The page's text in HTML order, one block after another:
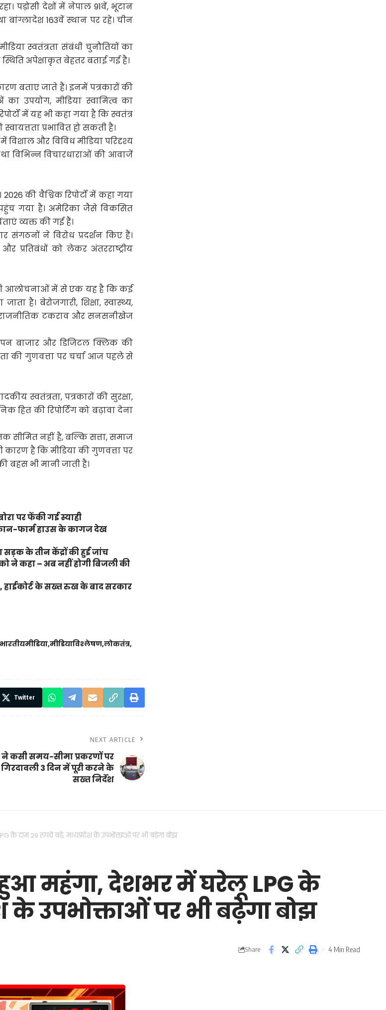
पड़ोसी देशों में नेपाल 91वें, भूटान
बांग्लादेश 163वें स्थान पर रहे। चीन
स्वतंत्रता संबंधी चुनौतियों का
अपेक्षाकृत बेहतर बताई गई है।
बताए जाते हैं। इनमें पत्रकारों की
का उपयोग, मीडिया स्वामित्व का
में यह भी कहा गया है कि स्वतंत्र
प्रभावित हो सकती है।
और विविध मीडिया परिदृश्य
विभिन्न विचारधाराओं की आवाजें
की वैश्विक रिपोर्टों में कहा गया
गया है। अमेरिका जैसे विकसित
व्यक्त की गई हैं।
ने विरोध प्रदर्शन किए हैं।
प्रतिबंधों को लेकर अंतरराष्ट्रीय
आलोचनाओं में से एक यह है कि कई
है। बेरोजगारी, शिक्षा, स्वास्थ्य,
राजनीतिक टकराव और सनसनीखेज
बाजार और डिजिटल क्लिक की
की गुणवत्ता पर चर्चा आज पहले से
स्वतंत्रता, पत्रकारों की सुरक्षा,
हित की रिपोर्टिंग को बढ़ावा देना
सीमित नहीं है, बल्कि सत्ता, समाज
है कि मीडिया की गुणवत्ता पर
बहस भी मानी जाती है।
पर फेंकी गई स्याही
फार्म हाउस के कागज देख
के तीन केंद्रों की हुई जांच
ने कहा – अब नहीं होगी बिजली की
हाईकोर्ट के सख्त रुख के बाद सरकार
भारतीयमीडिया मीडियाविश्लेषण लोकतंत्र
Twitter
NEXT ARTICLE
कसी समय-सीमा प्रकरणों पर
3 दिन में पूरी करने के
सख्त निर्देश
के दाम 29 रुपये बढ़े, मध्यप्रदेश के उपभोक्ताओं पर भी बढ़ेगा बोझ
हुआ महंगा, देशभर में घरेलू LPG के
के उपभोक्ताओं पर भी बढ़ेगा बोझ
Share 4 Min Read